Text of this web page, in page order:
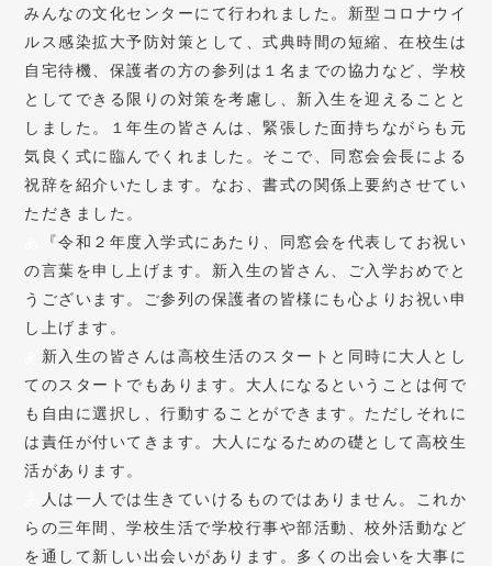
みんなの文化センターにて行われました。新型コロナウイ
ルス感染拡大予防対策として、式典時間の短縮、在校生は
自宅待機、保護者の方の参列は１名までの協力など、学校
としてできる限りの対策を考慮し、新入生を迎えることと
しました。１年生の皆さんは、緊張した面持ちながらも元
気良く式に臨んでくれました。そこで、同窓会会長による
祝辞を紹介いたします。なお、書式の関係上要約させてい
ただきました。
『令和２年度入学式にあたり、同窓会を代表してお祝い
の言葉を申し上げます。新入生の皆さん、ご入学おめでと
うございます。ご参列の保護者の皆様にも心よりお祝い申
し上げます。
新入生の皆さんは高校生活のスタートと同時に大人とし
てのスタートでもあります。大人になるということは何で
も自由に選択し、行動することができます。ただしそれに
は責任が付いてきます。大人になるための礎として高校生
活があります。
人は一人では生きていけるものではありません。これか
らの三年間、学校生活で学校行事や部活動、校外活動など
を通して新しい出会いがあります。多くの出会いを大事に